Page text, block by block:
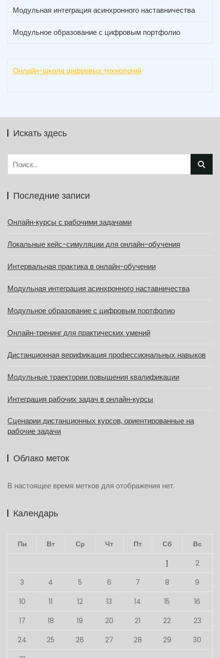
Модульная интеграция асинхронного наставничества
Модульное образование с цифровым портфолио
Онлайн-школа цифровых технологий
Искать здесь
Последние записи
Онлайн‑курсы с рабочими задачами
Локальные кейс-симуляции для онлайн-обучения
Интервальная практика в онлайн-обучении
Модульная интеграция асинхронного наставничества
Модульное образование с цифровым портфолио
Онлайн‑тренинг для практических умений
Дистанционная верификация профессиональных навыков
Модульные траектории повышения квалификации
Интеграция рабочих задач в онлайн‑курсы
Сценарии дистанционных курсов, ориентированные на
рабочие задачи
Облако меток
В настоящее время метков для отображения нет.
Календарь
Пн Вт Ср Чт Пт Сб
Вс
1
2
3
4 5 6 7 8
9
10
11 12 13 14 15
16
17
18 19 20 21 22
23
24
25 26 27 28 29
30